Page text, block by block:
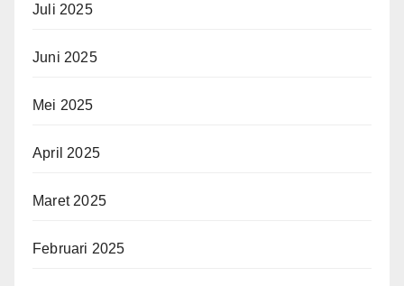
Juli 2025
Juni 2025
Mei 2025
April 2025
Maret 2025
Februari 2025